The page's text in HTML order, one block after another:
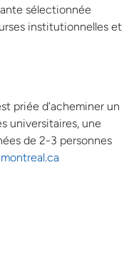
sélectionnée
institutionnelles et
priée d’acheminer un
universitaires, une
de 2-3 personnes